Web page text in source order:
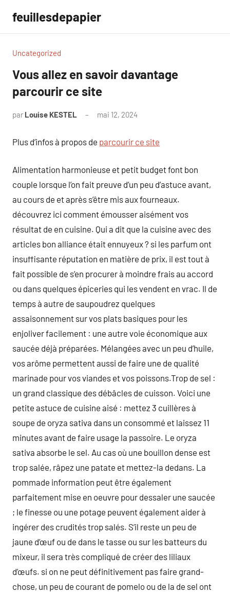
contenu
feuillesdepapier
Uncategorized
Vous allez en savoir davantage
parcourir ce site
par Louise KESTEL mai 12, 2024
Plus d’infos à propos de parcourir ce site
Alimentation harmonieuse et petit budget font bon
couple lorsque l’on fait preuve d’un peu d’astuce avant,
au cours de et après s’être mis aux fourneaux.
découvrez ici comment émousser aisément vos
résultat de en cuisine. Qui a dit que la cuisine avec des
articles bon alliance était ennuyeux ? si les parfum ont
insuffisante réputation en matière de prix, il est tout à
fait possible de s’en procurer à moindre frais au accord
ou dans quelques épiceries qui les vendent en vrac. Il de
temps à autre de saupoudrez quelques
assaisonnement sur vos plats basiques pour les
enjoliver facilement : une autre voie économique aux
saucée déjà préparées. Mélangées avec un peu d’huile,
vos arôme permettent aussi de faire une de qualité
marinade pour vos viandes et vos poissons.Trop de sel :
un grand classique des débâcles de cuisson. Voici une
petite astuce de cuisine aisé : mettez 3 cuillères à
soupe de oryza sativa dans un consommé et laissez 11
minutes avant de faire usage la passoire. Le oryza
sativa absorbe le sel. Au cas où une bouillon dense est
trop salée, râpez une patate et mettez-la dedans. La
pommade information peut être également
parfaitement mise en oeuvre pour dessaler une saucée
; le finesse ou une potage peuvent également aider à
ingérer des crudités trop salés. S’il reste un peu de
jaune d’œuf ou de dans le tasse ou sur les batteurs du
mixeur, il sera très compliqué de créer des liliaux
d’œufs. si on ne peut définitivement pas faire grand-
chose, un peu de courant de pomelo ou de la de sel ont